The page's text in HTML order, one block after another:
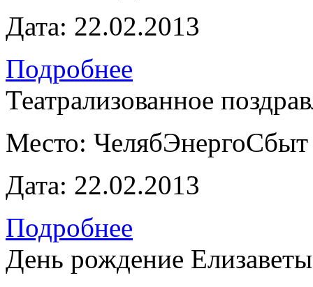
Дата: 22.02.2013
Подробнее
Театрализованное
Место: ЧелябЭнергоСбыт
Дата: 22.02.2013
Подробнее
День рождение